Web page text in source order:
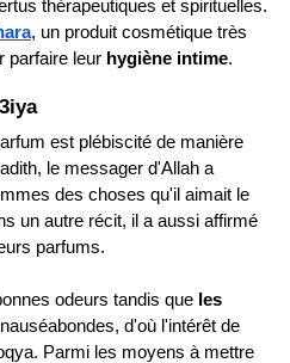
thérapeutiques et spirituelles.
, un produit cosmétique très
parfaire leur hygiène intime.
est plébiscité de manière
le messager d'Allah a
des choses qu'il aimait le
un autre récit, il a aussi affirmé
parfums.
odeurs tandis que les
d'où l'intérêt de
Parmi les moyens à mettre